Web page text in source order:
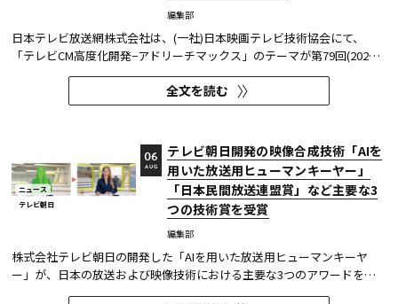
編集部
日本テレビ放送網株式会社は、(一社)日本映画テレビ技術協会にて、
「テレビCM高度化開発−アドリーチマックス」のテーマが第79回(2025
年度)技術開発賞を、「TOKYO巫女忍者」が映像技術賞 DVT(デジタルビ
ジュアル技術)部門 特別賞を受賞したことを発表した。技術開発賞部門
では、昨年に続き5年連続の受賞となる。 この賞は毎年、放送に関連
全文を読む
ニュース
テレビ朝日
テレビ朝日開発の映像合成技術「AIを
用いた放送用ヒューマンキーヤー」
「日本民間放送連盟賞」など主要な3
つの技術賞を受賞
編集部
06
AUG
株式会社テレビ朝日の開発した「AIを用いた放送用ヒューマンキーヤ
ー」が、日本の放送および映像技術における主要な3つのアワードを受
賞した。 本開発は、人物像認識AIと最新のXR技術を組み合わせたシステ